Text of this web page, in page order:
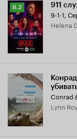
Рейтинг
Кинопоиска
8.2
8.2 911
9-1-1,
Helena
Conrad
Lynn